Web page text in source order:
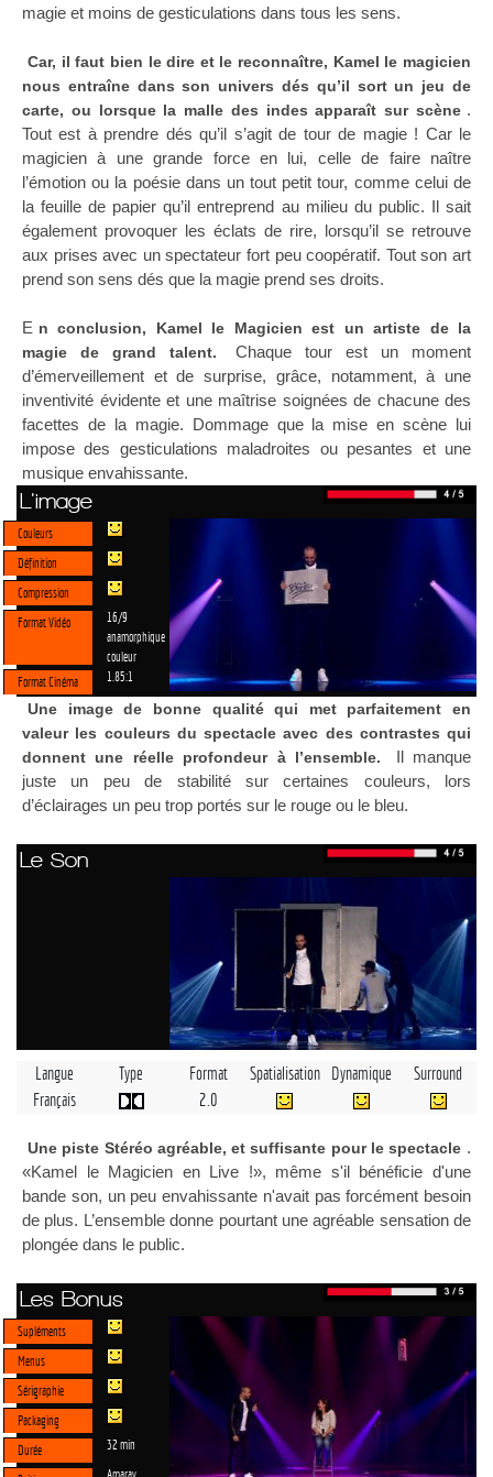
magie et moins de gesticulations dans tous les sens.
Car, il faut bien le dire et le reconnaître, Kamel le magicien
nous entraîne dans son univers dés qu’il sort un jeu de
carte, ou lorsque la malle des indes apparaît sur scène .
Tout est à prendre dés qu’il s’agit de tour de magie ! Car le
magicien à une grande force en lui, celle de faire naître
l’émotion ou la poésie dans un tout petit tour, comme celui de
la feuille de papier qu’il entreprend au milieu du public. Il sait
également provoquer les éclats de rire, lorsqu’il se retrouve
aux prises avec un spectateur fort peu coopératif. Tout son art
prend son sens dés que la magie prend ses droits.
E n conclusion, Kamel le Magicien est un artiste de la
magie de grand talent.
Chaque tour est un moment
d’émerveillement et de surprise, grâce, notamment, à une
inventivité évidente et une maîtrise soignées de chacune des
facettes de la magie. Dommage que la mise en scène lui
impose des gesticulations maladroites ou pesantes et une
musique envahissante.
L'image
Couleurs
Définition
Compression
Format Vidéo
16/9
anamorphique
couleur
Format Cinéma
1.85:1
Une image de bonne qualité qui met parfaitement en
valeur les couleurs du spectacle avec des contrastes qui
donnent une réelle profondeur à l’ensemble.
Il manque
juste un peu de stabilité sur certaines couleurs, lors
d’éclairages un peu trop portés sur le rouge ou le bleu.
Le Son
Langue Type Format Spatialisation Dynamique
Surround
Français
2.0
Une piste Stéréo agréable, et suffisante pour le spectacle .
«Kamel le Magicien en Live !», même s'il bénéficie d'une
bande son, un peu envahissante n'avait pas forcément besoin
de plus. L’ensemble donne pourtant une agréable sensation de
plongée dans le public.
Les Bonus
Supléments
Menus
Sérigraphie
Packaging
Durée
32 min